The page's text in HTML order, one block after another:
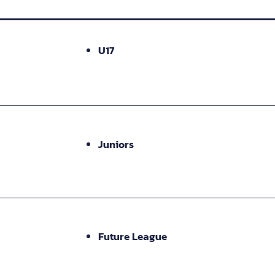
U17
Juniors
Future League